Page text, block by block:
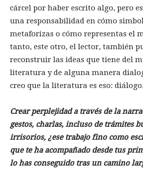
cárcel por haber escrito algo, pero
una responsabilidad en cómo
metaforizas o cómo representas el
tanto, este otro, el lector, también
reconstruir las ideas que tiene del
literatura y de alguna manera
creo que la literatura es eso: diálogo.
Crear perplejidad a través de la
gestos, charlas, incluso de trámites
irrisorios, ¿ese trabajo fino como
que te ha acompañado desde tus
lo has conseguido tras un camino